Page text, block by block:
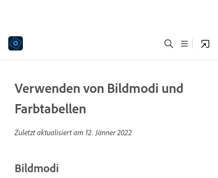
Verwenden von Bildmodi und
Farbtabellen
Zuletzt aktualisiert am 12. Jänner 2022
Bildmodi